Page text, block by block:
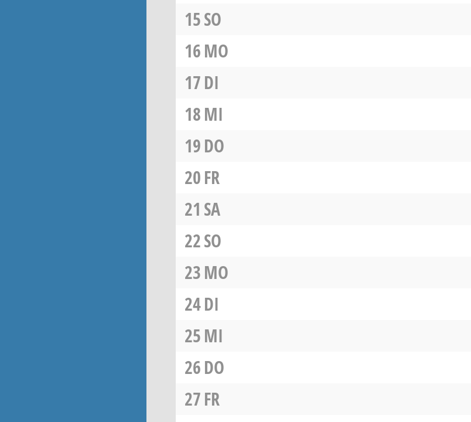
15SO
16MO
17DI
18MI
19DO
20FR
21 SA
22SO
23MO
24DI
25MI
26DO
27FR